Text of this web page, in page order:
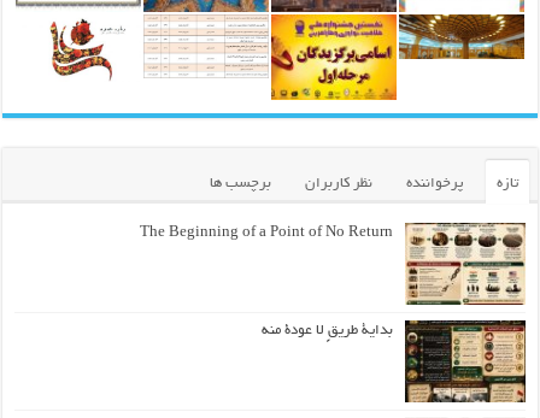
تازه پرخواننده نظر کاربران برچسب ها
The Beginning of a Point of No Return
بداية طريقٍ لا عودة منه